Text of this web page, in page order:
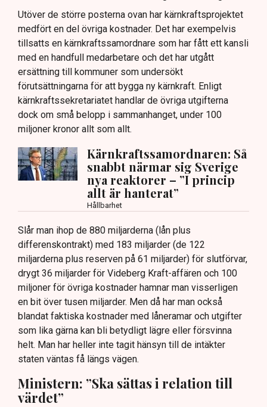
Utöver de större posterna ovan har kärnkraftsprojektet
medfört en del övriga kostnader. Det har exempelvis
tillsatts en kärnkraftssamordnare som har fått ett kansli
med en handfull medarbetare och det har utgått
ersättning till kommuner som undersökt
förutsättningarna för att bygga ny kärnkraft. Enligt
kärnkraftssekretariatet handlar de övriga utgifterna
dock om små belopp i sammanhanget, under 100
miljoner kronor allt som allt.
Kärnkraftssamordnaren: Så
snabbt närmar sig Sverige
nya reaktorer – ”I princip
allt är hanterat”
Hållbarhet
Slår man ihop de 880 miljarderna (lån plus
differenskontrakt) med 183 miljarder (de 122
miljarderna plus reserven på 61 miljarder) för slutförvar,
drygt 36 miljarder för Videberg Kraft-affären och 100
miljoner för övriga kostnader hamnar man visserligen
en bit över tusen miljarder. Men då har man också
blandat faktiska kostnader med låneramar och utgifter
som lika gärna kan bli betydligt lägre eller försvinna
helt. Man har heller inte tagit hänsyn till de intäkter
staten väntas få längs vägen.
Ministern: ”Ska sättas i relation till
värdet”